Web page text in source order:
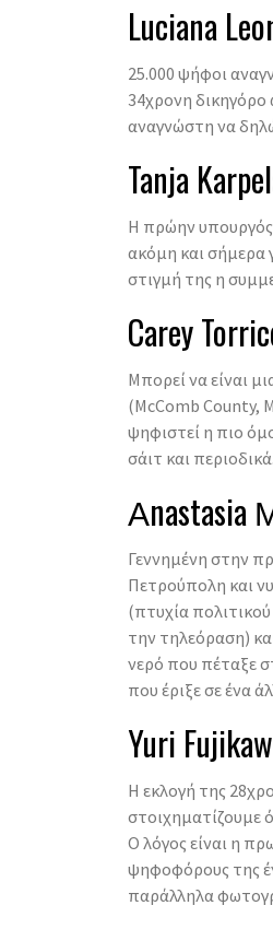
Luciana
25.000 ψήφοι
34χρονη
αναγνώστη να
Tanja
Η πρώην υπουργός
ακόμη και σήμερα
στιγμή της η
Carey
Μπορεί να είναι
(McComb County,
ψηφιστεί η πιο
σάιτ και
Αnastasia
Γεννημένη στην
Πετρούπολη και
(πτυχία
την τηλεόραση)
νερό που πέταξε
που έριξε σε ένα
Yuri
H εκλογή της
στοιχηματίζουμε
Ο λόγος είναι η
ψηφοφόρους της
παράλληλα